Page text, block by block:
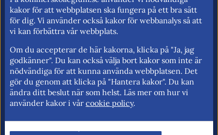
för fri rörlighet på EU:s inre marknad.
Kommerskollegium
Jobba hos oss >
Sök medarbetare >
Vårt uppdrag på
minoritetsspråk och
teckenspråk >
EU-rätten
Utan personnummer i
Sverige >
Solvit löser problem i EU
Myndigheter, kommuner
kakor för att webbplatsen ska fungera på ett bra sätt
för dig. Vi använder också kakor för webbanalys så att
vi kan förbättra vår webbplats.
Om du accepterar de här kakorna, klicka på "Ja, jag
godkänner". Du kan också välja bort kakor som inte är
nödvändiga för att kunna använda webbplatsen. Det
gör du genom att klicka på "Hantera kakor". Du kan
ändra ditt beslut när som helst. Läs mer om hur vi
använder kakor i vår cookie policy.